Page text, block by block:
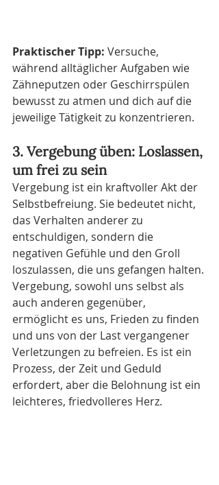
Praktischer Tipp: Versuche,
während alltäglicher Aufgaben wie
Zähneputzen oder Geschirrspülen
bewusst zu atmen und dich auf die
jeweilige Tätigkeit zu konzentrieren.
3. Vergebung üben: Loslassen,
um frei zu sein
Vergebung ist ein kraftvoller Akt der
Selbstbefreiung. Sie bedeutet nicht,
das Verhalten anderer zu
entschuldigen, sondern die
negativen Gefühle und den Groll
loszulassen, die uns gefangen halten.
Vergebung, sowohl uns selbst als
auch anderen gegenüber,
ermöglicht es uns, Frieden zu finden
und uns von der Last vergangener
Verletzungen zu befreien. Es ist ein
Prozess, der Zeit und Geduld
erfordert, aber die Belohnung ist ein
leichteres, friedvolleres Herz.